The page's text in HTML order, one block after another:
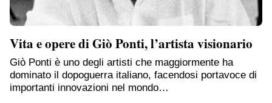
Vita e opere di Giò Ponti, l’artista visionario
Giò Ponti è uno degli artisti che maggiormente ha
dominato il dopoguerra italiano, facendosi portavoce di
importanti innovazioni nel mondo…